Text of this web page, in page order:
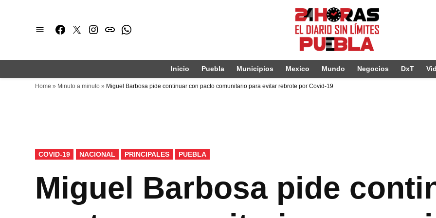
Facebook
TwitterInstagram
issuuWhatsapp
Inicio Puebla Municipios Mexico Mundo Negocios DxT
Home » Minuto a minuto » Miguel Barbosa pide continuar con pacto comunitario para evitar rebrote por Covid-19
PUBLICADO
EN
COVID-19 NACIONAL PRINCIPALES PUEBLA
Miguel Barbosa pide